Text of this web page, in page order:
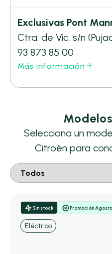
Exclusivas Pont
Ctra. de Vic, s/n
93 873 85 00
Más información
Selecciona un
Citroën para
Sin stock Promoción Agosto
Eléctrico